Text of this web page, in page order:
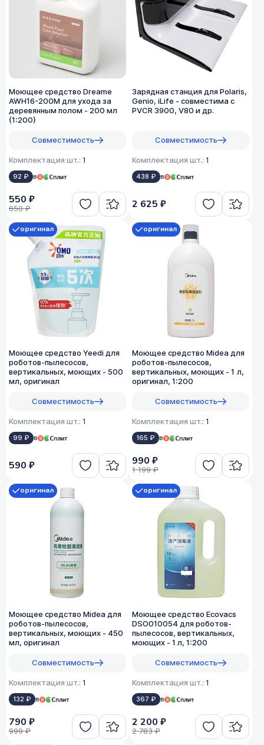
Моющее средство Dreame
AWH16-200M для ухода за
деревянным полом - 200 мл
(1:200)
Совместимость
Комплектация шт.: 1
92 ₽ в
550 ₽
650 ₽
Зарядная станция для Polaris,
Genio, iLife - совместима с
PVCR 3900, V80 и др.
Совместимость
Комплектация шт.: 1
438 ₽ в
2 625 ₽
Моющее средство Yeedi для
роботов-пылесосов,
вертикальных, моющих - 500
мл, оригинал
Совместимость
Комплектация шт.: 1
99 ₽ в
оригинал
590 ₽
Моющее средство Midea для
роботов-пылесосов,
вертикальных, моющих - 1 л,
оригинал, 1:200
Совместимость
Комплектация шт.: 1
165 ₽ в
оригинал
990 ₽
1 199 ₽
Моющее средство Midea для
роботов-пылесосов,
вертикальных, моющих - 450
мл, оригинал
Совместимость
Комплектация шт.: 1
132 ₽ в
оригинал
790 ₽
999 ₽
Моющее средство Ecovacs
DSO010054 для роботов-
пылесосов, вертикальных,
моющих - 1 л, 1:200
Совместимость
Комплектация шт.: 1
367 ₽ в
оригинал
2 200 ₽
2 783 ₽